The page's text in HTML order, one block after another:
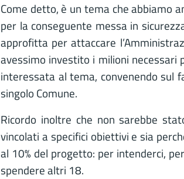
Come detto, è un tema che abbiamo
per la conseguente messa in
approfitta per attaccare
avessimo investito i milioni necessari
interessata al tema, convenendo sul
singolo Comune.
Ricordo inoltre che non sarebbe
vincolati a specifici obiettivi e sia
al 10% del progetto: per intenderci,
spendere altri 18.